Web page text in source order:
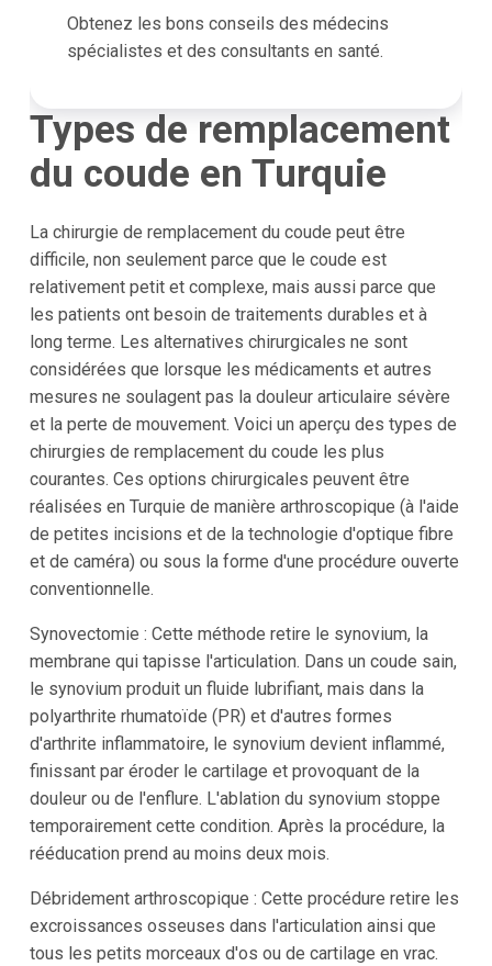
Obtenez les bons conseils des médecins
spécialistes et des consultants en santé.
Types de remplacement
du coude en Turquie
La chirurgie de remplacement du coude peut être
difficile, non seulement parce que le coude est
relativement petit et complexe, mais aussi parce que
les patients ont besoin de traitements durables et à
long terme. Les alternatives chirurgicales ne sont
considérées que lorsque les médicaments et autres
mesures ne soulagent pas la douleur articulaire sévère
et la perte de mouvement. Voici un aperçu des types de
chirurgies de remplacement du coude les plus
courantes. Ces options chirurgicales peuvent être
réalisées en Turquie de manière arthroscopique (à l'aide
de petites incisions et de la technologie d'optique fibre
et de caméra) ou sous la forme d'une procédure ouverte
conventionnelle.
Synovectomie : Cette méthode retire le synovium, la
membrane qui tapisse l'articulation. Dans un coude sain,
le synovium produit un fluide lubrifiant, mais dans la
polyarthrite rhumatoïde (PR) et d'autres formes
d'arthrite inflammatoire, le synovium devient inflammé,
finissant par éroder le cartilage et provoquant de la
douleur ou de l'enflure. L'ablation du synovium stoppe
temporairement cette condition. Après la procédure, la
rééducation prend au moins deux mois.
Débridement arthroscopique : Cette procédure retire les
excroissances osseuses dans l'articulation ainsi que
tous les petits morceaux d'os ou de cartilage en vrac.